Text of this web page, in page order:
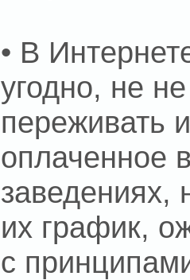
• В
угодно, не
переживать
оплаченное
заведениях,
их график,
с